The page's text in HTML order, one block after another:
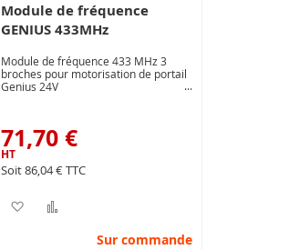
Module de fréquence
GENIUS 433MHz
Module de fréquence 433 MHz 3
broches pour motorisation de portail
Genius 24V
71,70 €
86,04 €
Ajouter à ma liste d’envie
Sur commande